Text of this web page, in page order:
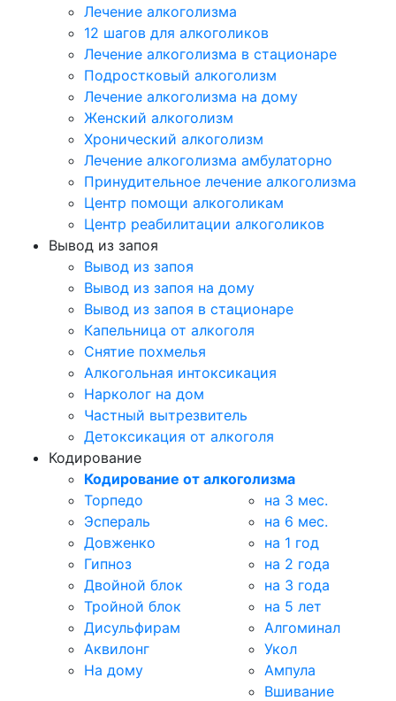
Лечение алкоголизма
12 шагов для алкоголиков
Лечение алкоголизма в стационаре
Подростковый алкоголизм
Лечение алкоголизма на дому
Женский алкоголизм
Хронический алкоголизм
Лечение алкоголизма амбулаторно
Принудительное лечение алкоголизма
Центр помощи алкоголикам
Центр реабилитации алкоголиков
Вывод из запоя
Вывод из запоя
Вывод из запоя на дому
Вывод из запоя в стационаре
Капельница от алкоголя
Снятие похмелья
Алкогольная интоксикация
Нарколог на дом
Частный вытрезвитель
Детоксикация от алкоголя
Кодирование
Кодирование от алкоголизма
Торпедо
Эспераль
Довженко
Гипноз
Двойной блок
Тройной блок
Дисульфирам
Аквилонг
На дому
на 3 мес.
на 6 мес.
на 1 год
на 2 года
на 3 года
на 5 лет
Алгоминал
Укол
Ампула
Вшивание